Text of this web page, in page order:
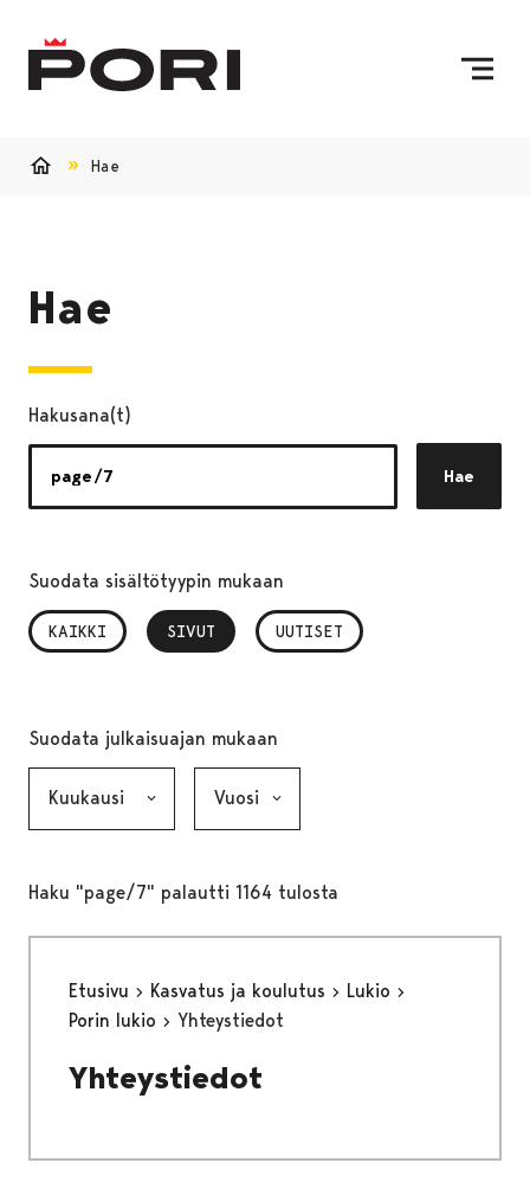
Hae
Hae
Hakusana(t)
Hae
Suodata sisältötyypin mukaan
KAIKKI SIVUT
, VALITTU UUTISET
Suodata julkaisuajan mukaan
Haku "page/7" palautti 1164 tulosta
Etusivu Kasvatus ja koulutus
Lukio
Porin lukio
Yhteystiedot
Yhteystiedot